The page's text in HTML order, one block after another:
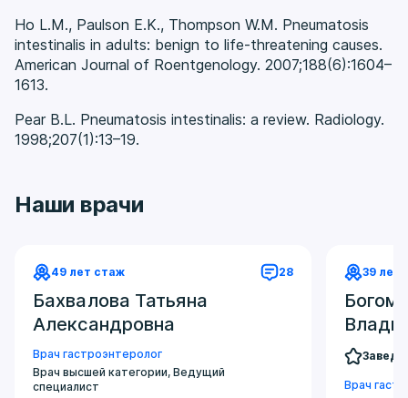
Ho L.M., Paulson E.K., Thompson W.M. Pneumatosis
intestinalis in adults: benign to life-threatening causes.
American Journal of Roentgenology. 2007;188(6):1604–
1613.
Pear B.L. Pneumatosis intestinalis: a review. Radiology.
1998;207(1):13–19.
Наши врачи
49 лет стаж 28
Бахвалова Татьяна
Александровна
Врач гастроэнтеролог
Врач высшей категории, Ведущий
специалист
39 лет
Врач